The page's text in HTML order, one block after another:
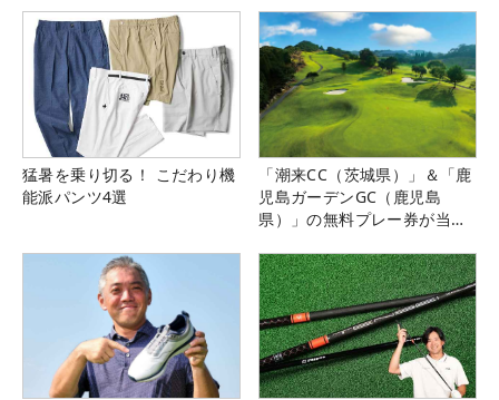
猛暑を乗り切る！ こだわり機
能派パンツ4選
「潮来CC（茨城県）」＆「鹿
児島ガーデンGC（鹿児島
県）」の無料プレー券が当た